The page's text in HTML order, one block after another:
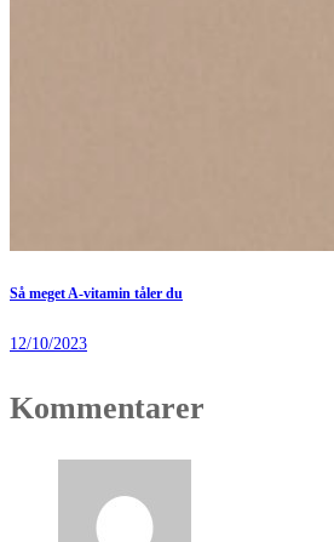
Så meget A-vitamin tåler du
12/10/2023
Kommentarer